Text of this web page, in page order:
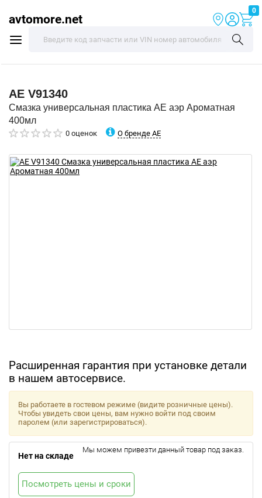
avtomore.net
0
AE V91340
Смазка универсальная пластика AE аэр Ароматная
400мл
0 оценок О бренде AE
Расширенная гарантия при установке детали
в нашем автосервисе.
Вы работаете в гостевом режиме (видите розничные цены).
Чтобы увидеть свои цены, вам нужно войти под своим
паролем (или зарегистрироваться).
Нет на складе
Мы можем привезти данный товар под заказ.
Посмотреть цены и сроки